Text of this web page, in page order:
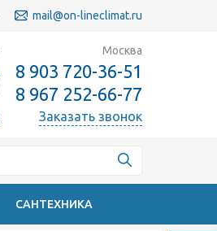
mail@on-lineclimat.ru
Москва
8 903 720-36-51
8 967 252-66-77
Заказать звонок
САНТЕХНИКА